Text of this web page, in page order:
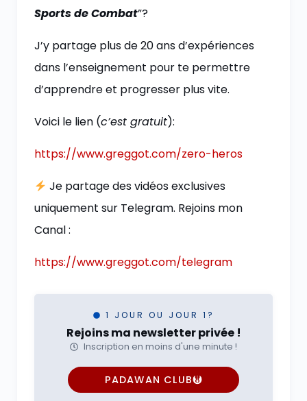
Sports de Combat”?
J’y partage plus de 20 ans d’expériences
dans l’enseignement pour te permettre
d’apprendre et progresser plus vite.
Voici le lien (c’est gratuit):
https://www.greggot.com/zero-heros
Je partage des vidéos exclusives
uniquement sur Telegram. Rejoins mon
Canal :
https://www.greggot.com/telegram
1 JOUR OU JOUR 1?
Rejoins ma newsletter privée !
Inscription en moins d'une minute !
PADAWAN CLUB